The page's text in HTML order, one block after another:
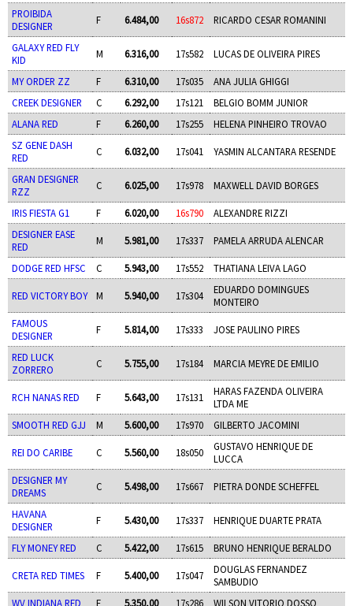
PROIBIDA
DESIGNER
F 6.484,00 16s872 RICARDO CESAR ROMANINI
GALAXY RED FLY
KID
M 6.316,00 17s582 LUCAS DE OLIVEIRA PIRES
MY ORDER ZZ F 6.310,00 17s035
ANA JULIA GHIGGI
CREEK DESIGNER
C 6.292,00 17s121
BELGIO BOMM JUNIOR
ALANA RED
F 6.260,00 17s255
HELENA PINHEIRO TROVAO
SZ GENE DASH
RED
C 6.032,00 17s041 YASMIN ALCANTARA RESENDE
GRAN DESIGNER
RZZ
C 6.025,00 17s978 MAXWELL DAVID BORGES
IRIS FIESTA G1 F 6.020,00 16s790
ALEXANDRE RIZZI
DESIGNER EASE
RED
M 5.981,00 17s337 PAMELA ARRUDA ALENCAR
DODGE RED HFSC C 5.943,00 17s552 THATIANA LEIVA LAGO
RED VICTORY BOY M 5.940,00 17s304
EDUARDO DOMINGUES
MONTEIRO
FAMOUS
DESIGNER
F 5.814,00 17s333 JOSE PAULINO PIRES
RED LUCK
ZORRERO
C 5.755,00 17s184 MARCIA MEYRE DE EMILIO
RCH NANAS RED F 5.643,00 17s131
HARAS FAZENDA OLIVEIRA
LTDA ME
SMOOTH RED GJJ
M 5.600,00 17s970 GILBERTO JACOMINI
REI DO CARIBE C 5.560,00 18s050
GUSTAVO HENRIQUE DE
LUCCA
DESIGNER MY
DREAMS
C 5.498,00 17s667 PIETRA DONDE SCHEFFEL
HAVANA
DESIGNER
F 5.430,00 17s337 HENRIQUE DUARTE PRATA
FLY MONEY RED C 5.422,00 17s615 BRUNO HENRIQUE BERALDO
CRETA RED TIMES F 5.400,00 17s047
DOUGLAS FERNANDEZ
SAMBUDIO
WV INDIANA RED
F 5.350,00 17s286 WILSON VITORIO DOSSO